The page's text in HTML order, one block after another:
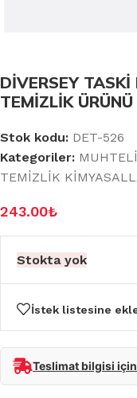
DİVERSEY
TEMİZLİK
Stok kodu: DET-526
Kategoriler:
TEMİZLİK
243.00₺
Stokta yok
İstek listesine
Teslimat bilgisi için